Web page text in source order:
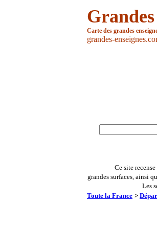
Carte des grandes
grandes-
Ce site recense
grandes surfaces, ainsi
Les
Toute la France >